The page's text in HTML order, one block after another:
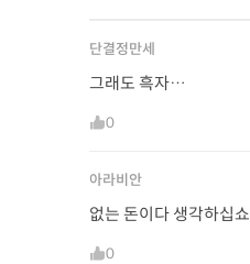
단결정만세
그래도 흑자…
0
아라비안
없는 돈이다 생각하십쇼
0